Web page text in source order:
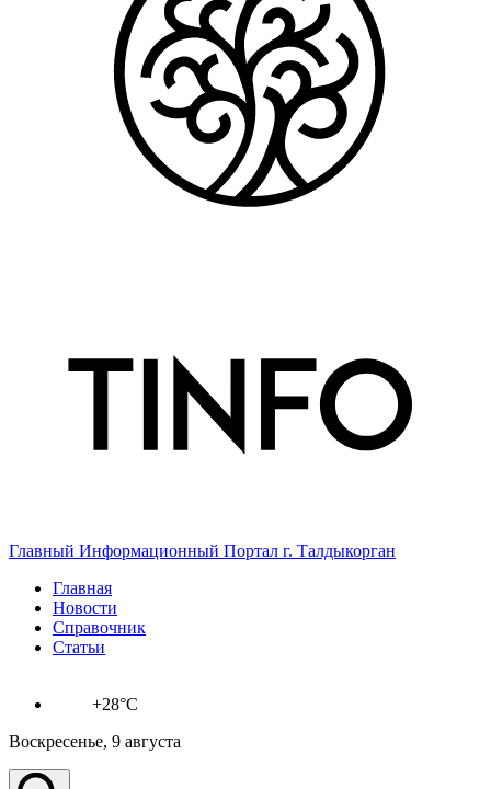
Главный Информационный Портал г. Талдыкорган
Главная
Новости
Справочник
Статьи
+28°C
Воскресенье, 9 августа